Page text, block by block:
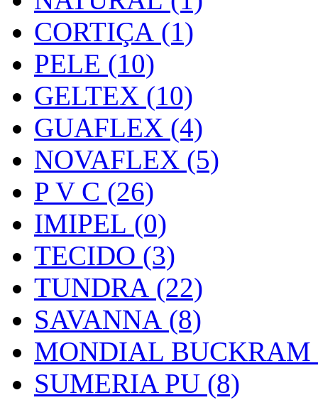
CORTIÇA (1)
PELE (10)
GELTEX (10)
GUAFLEX (4)
NOVAFLEX (5)
P V C (26)
IMIPEL (0)
TECIDO (3)
TUNDRA (22)
SAVANNA (8)
MONDIAL BUCKRAM
SUMERIA PU (8)